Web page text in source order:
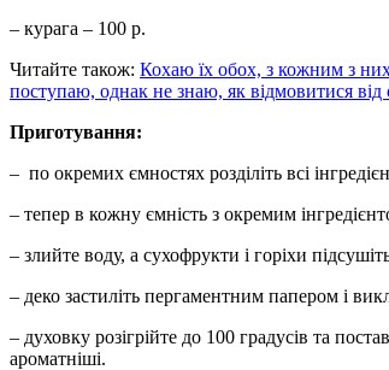
– курага – 100 р.
Читайте також: Кохаю їх обох, з кожним з
поступаю, однак не знаю, як відмовитися від
Приготування:
– по окремих ємностях розділіть всі
– тепер в кожну ємність з окремим
– злийте воду, а сухофрукти і горіхи
– деко застиліть пергаментним папером і
– духовку розігрійте до 100 градусів та
ароматніші.